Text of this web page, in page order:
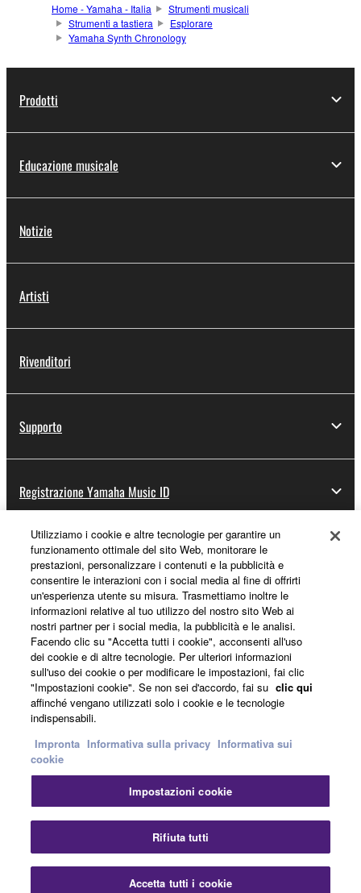
Home - Yamaha - Italia
Strumenti musicali
Strumenti a tastiera
Esplorare
Yamaha Synth Chronology
Prodotti
Educazione musicale
Notizie
Artisti
Rivenditori
Supporto
Registrazione Yamaha Music ID
Informazioni su Yamaha
Italia - Italian
Affari
ContattiTermini di utilizzoInformativa sulla privacy
Informativa sui cookieImpronta
© Yamaha Corporation.
Utilizziamo i cookie e altre tecnologie per garantire un
funzionamento ottimale del sito Web, monitorare le
prestazioni, personalizzare i contenuti e la pubblicità e
consentire le interazioni con i social media al fine di offrirti
un'esperienza utente su misura. Trasmettiamo inoltre le
informazioni relative al tuo utilizzo del nostro sito Web ai
nostri partner per i social media, la pubblicità e le analisi.
Facendo clic su "Accetta tutti i cookie", acconsenti all'uso
dei cookie e di altre tecnologie. Per ulteriori informazioni
sull'uso dei cookie o per modificare le impostazioni, fai clic
"Impostazioni cookie". Se non sei d'accordo, fai su clic qui
affinché vengano utilizzati solo i cookie e le tecnologie
indispensabili.
Impronta Informativa sulla privacy Informativa sui
cookie
Impostazioni cookie
Rifiuta tutti
Accetta tutti i cookie